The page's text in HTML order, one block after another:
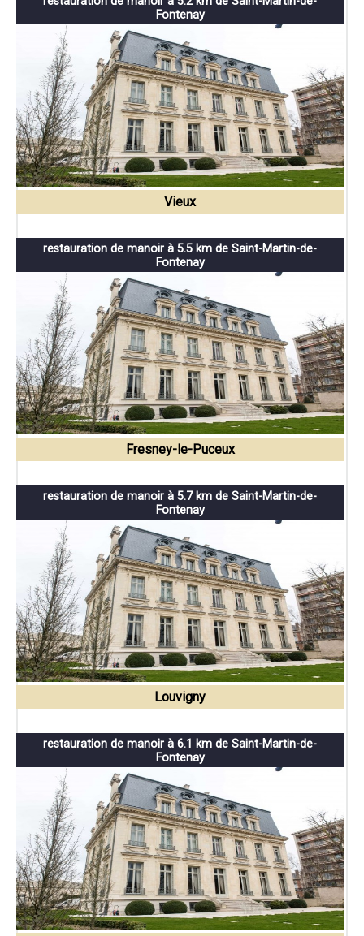
Fontenay
Vieux
restauration de manoir à 5.5 km de Saint-Martin-de-
Fontenay
Fresney-le-Puceux
restauration de manoir à 5.7 km de Saint-Martin-de-
Fontenay
Louvigny
restauration de manoir à 6.1 km de Saint-Martin-de-
Fontenay